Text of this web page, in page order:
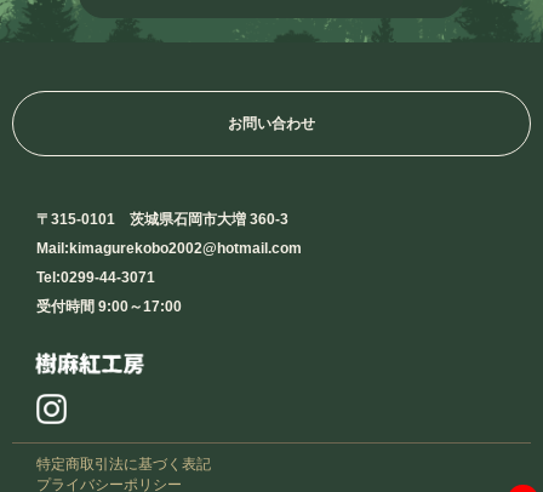
お問い合わせ
〒315-0101 茨城県石岡市大増 360-3
Mail:kimagurekobo2002@hotmail.com
Tel:0299-44-3071
受付時間 9:00～17:00
特定商取引法に基づく表記
プライバシーポリシー